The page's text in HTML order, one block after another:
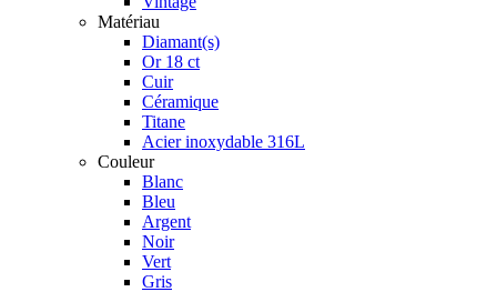
Matériau
Diamant(s)
Or 18 ct
Cuir
Céramique
Titane
Acier inoxydable 316L
Couleur
Blanc
Bleu
Argent
Noir
Vert
Gris